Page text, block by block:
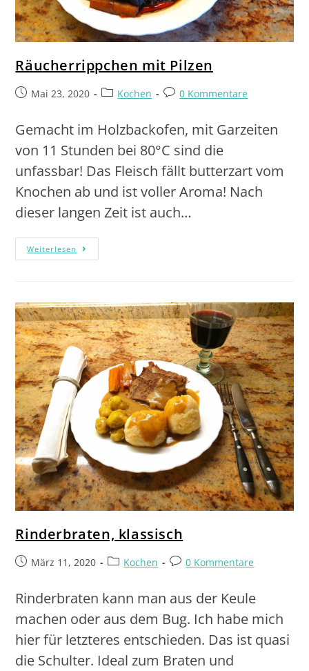
Räucherrippchen mit Pilzen
Mai 23, 2020 Kochen 0 Kommentare
Gemacht im Holzbackofen, mit Garzeiten
von 11 Stunden bei 80°C sind die
unfassbar! Das Fleisch fällt butterzart vom
Knochen ab und ist voller Aroma! Nach
dieser langen Zeit ist auch…
Weiterlesen
Rinderbraten, klassisch
März 11, 2020 Kochen 0 Kommentare
Rinderbraten kann man aus der Keule
machen oder aus dem Bug. Ich habe mich
hier für letzteres entschieden. Das ist quasi
die Schulter. Ideal zum Braten und